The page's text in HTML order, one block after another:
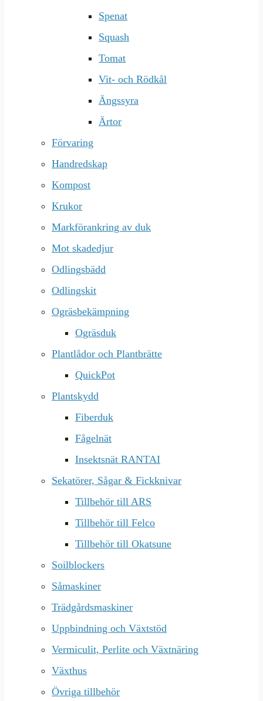
Spenat
Squash
Tomat
Vit- och Rödkål
Ängssyra
Ärtor
Förvaring
Handredskap
Kompost
Krukor
Markförankring av duk
Mot skadedjur
Odlingsbädd
Odlingskit
Ogräsbekämpning
Ogräsduk
Plantlådor och Plantbrätte
QuickPot
Plantskydd
Fiberduk
Fågelnät
Insektsnät RANTAI
Sekatörer, Sågar & Fickknivar
Tillbehör till ARS
Tillbehör till Felco
Tillbehör till Okatsune
Soilblockers
Såmaskiner
Trädgårdsmaskiner
Uppbindning och Växtstöd
Vermiculit, Perlite och Växtnäring
Växthus
Övriga tillbehör